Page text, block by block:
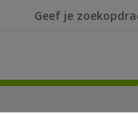
Ik ben op zoek